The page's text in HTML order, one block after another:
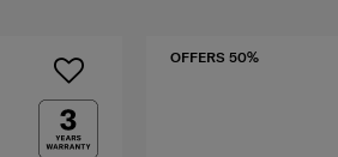
OFFERS 50%